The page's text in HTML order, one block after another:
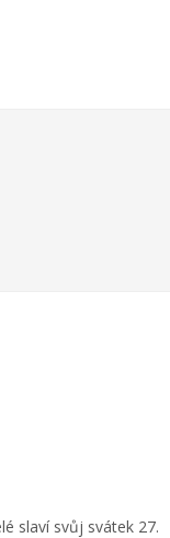
slaví svůj svátek 27.